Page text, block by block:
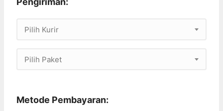
Pilih Kurir
Pilih Paket
Metode Pembayaran: